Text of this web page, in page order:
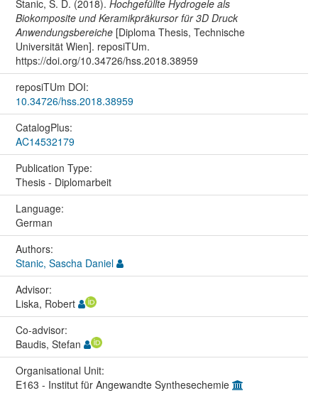
Stanic, S. D. (2018). Hochgefüllte Hydrogele als
Biokomposite und Keramikpräkursor für 3D Druck
Anwendungsbereiche[Diploma Thesis, Technische
Universität Wien]. reposiTUm.
https://doi.org/10.34726/hss.2018.38959
reposiTUm DOI:
10.34726/hss.2018.38959
CatalogPlus:
AC14532179
Publication Type:
Thesis - Diplomarbeit
Language:
German
Authors:
Stanic, Sascha Daniel
Advisor:
Liska, Robert
Co-advisor:
Baudis, Stefan
Organisational Unit:
E163 - Institut für Angewandte Synthesechemie